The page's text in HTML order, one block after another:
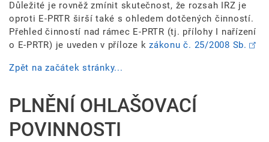
Důležité je rovněž zmínit skutečnost, že rozsah IRZ je
oproti E-PRTR širší také s ohledem dotčených činností.
Přehled činností nad rámec E-PRTR (tj. přílohy I nařízení
o E-PRTR) je uveden v příloze k zákonu č. 25/2008 Sb.
Zpět na začátek stránky...
PLNĚNÍ OHLAŠOVACÍ
POVINNOSTI